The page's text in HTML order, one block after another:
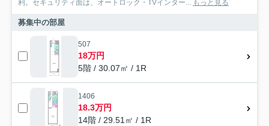
利。セキュリティ面は、オートロック・TVインター... もっと見る
募集中の部屋
507
18万円
5階 / 30.07㎡ / 1R
1406
18.3万円
14階 / 29.51㎡ / 1R